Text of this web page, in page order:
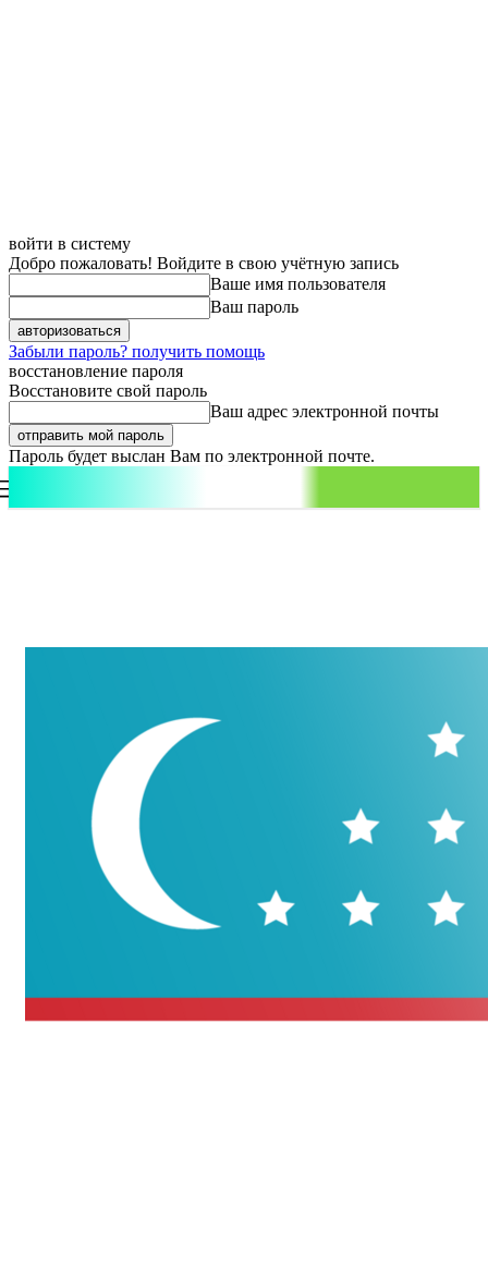
войти в систему
Добро пожаловать! Войдите в свою учётную запись
Ваше имя пользователя
Ваш пароль
Забыли пароль? получить помощь
восстановление пароля
Восстановите свой пароль
Ваш адрес электронной почты
Пароль будет выслан Вам по электронной почте.